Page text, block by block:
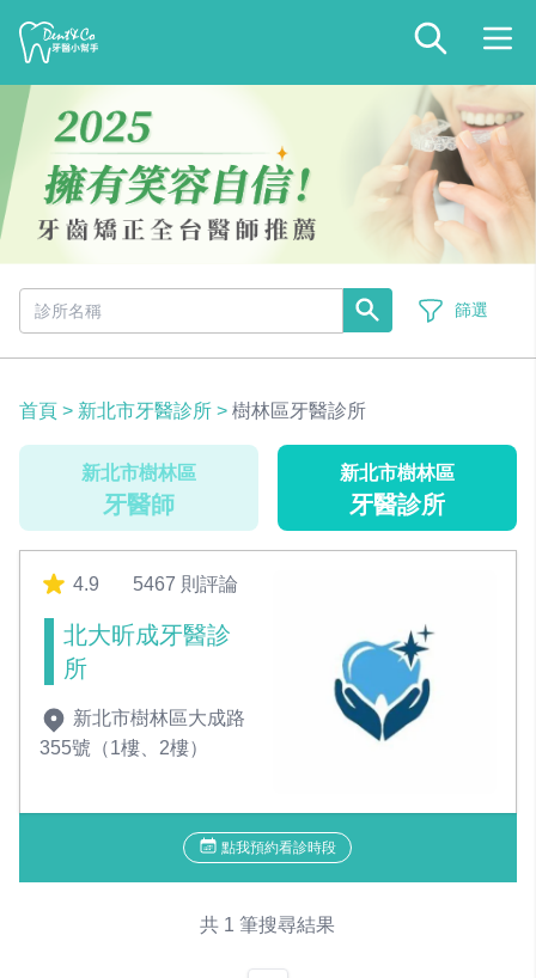
篩選
首頁 > 新北市牙醫診所 > 樹林區牙醫診所
新北市樹林區
牙醫師
新北市樹林區
牙醫診所
4.9 5467 則評論
北大昕成牙醫診
所
新北市樹林區大成路
355號（1樓、2樓）
點我預約看診時段
共 1 筆搜尋結果